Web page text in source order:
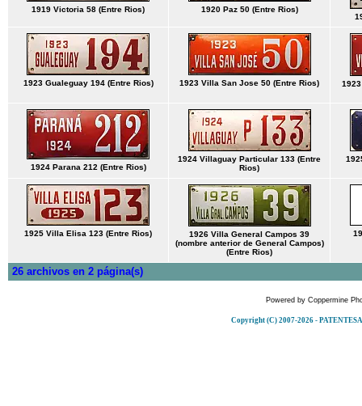
1919 Victoria 58 (Entre Rios)
1920 Paz 50 (Entre Rios)
1923 Gualeguay 194 (Entre Rios) 1923 Villa San Jose 50 (Entre Rios)
1924 Parana 212 (Entre Rios)
1924 Villaguay Particular 133 (Entre
Rios)
1925 Villa Elisa 123 (Entre Rios)
1926 Villa General Campos 39
(nombre anterior de General Campos)
(Entre Rios)
26 archivos en 2 página(s)
Powered by Coppermine
Copyright (C) 2007-2026 -